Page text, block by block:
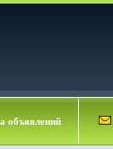
объявлений